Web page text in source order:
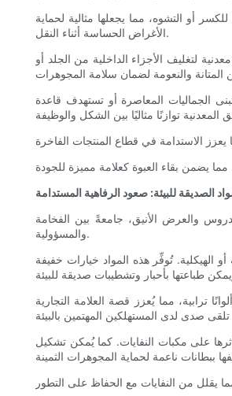
أو التشوه، مما يجعلها مثالية لحماية
الأغراض الحساسة أثناء النقل.
لتغليف الأجزاء الداخلية من الجلد أو
الجماليات المعاصرة أو تستهدف قاعدة
الصديقة للبيئة: صعود الرفاهية المستدامة
والعرض الأنيق، جامعةً بين الفخامة
والمسؤولية.
الهيكلية. تُوفِّر هذه المواد خيارات خفيفة
ترابية، مما يُعزز قصة العلامة التجارية
أثرها على مكبات النفايات. كما يُمكن تشكيل